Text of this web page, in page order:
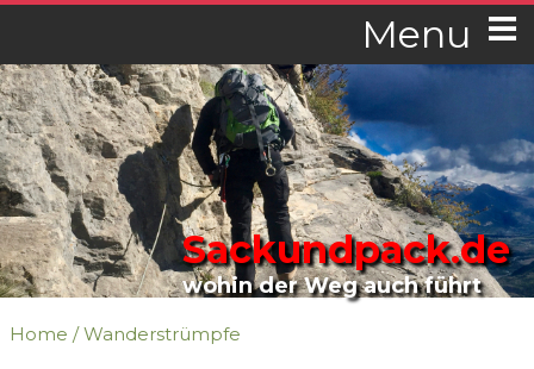
Menu
Sackundpack.de
wohin der Weg auch führt
Home /Wanderstrümpfe